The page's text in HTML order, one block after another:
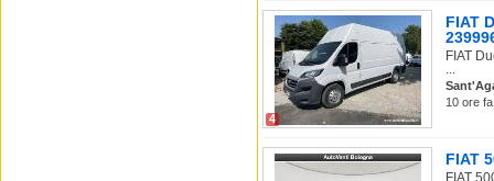
4
FIAT
FIAT
...
10 ore
FIAT